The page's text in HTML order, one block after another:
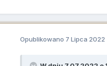
Opublikowano 7 Lipca 2022